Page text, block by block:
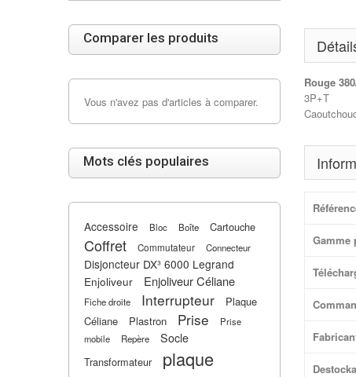
Rouge
3P+T
Gamme
Comparer les produits
Vous n'avez pas d'articles à comparer.
Mots clés populaires
Accessoire Bloc Boîte Cartouche
Coffret Commutateur Connecteur
Disjoncteur DX³ 6000 Legrand
Enjoliveur
Enjoliveur Céliane
Fiche droite Interrupteur
Plaque
Céliane
Plastron Prise
Prise
mobile
Repère Socle
Transformateur plaque